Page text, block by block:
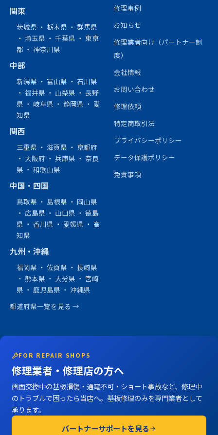
関東
茨城県 ・ 栃木県 ・ 群馬県
・ 埼玉県 ・ 千葉県 ・ 東京
都 ・ 神奈川県
中部
新潟県 ・ 富山県 ・ 石川県
・ 福井県 ・ 山梨県 ・ 長野
県 ・ 岐阜県 ・ 静岡県 ・ 愛
知県
関西
三重県 ・ 滋賀県 ・ 京都府
・ 大阪府 ・ 兵庫県 ・ 奈良
県 ・ 和歌山県
中国・四国
鳥取県 ・ 島根県 ・ 岡山県
・ 広島県 ・ 山口県 ・ 徳島
県 ・ 香川県 ・ 愛媛県 ・ 高
知県
九州・沖縄
福岡県 ・ 佐賀県 ・ 長崎県
・ 熊本県 ・ 大分県 ・ 宮崎
県 ・ 鹿児島県 ・ 沖縄県
都道府県一覧を見る →
修理事例
お知らせ
修理業者向け（パートナー制
度）
会社情報
お問い合わせ
修理依頼
特定商取引法
プライバシーポリシー
データ保護ポリシー
免責事項
FOR REPAIR SHOPS
修理業者・修理店の方へ
画面交換中の基板損傷・通電不可・ショート事故など、修理中
のトラブルで困ったら当店へ。基板修理のみを専門業者として
承ります。
パートナーサポートを見る